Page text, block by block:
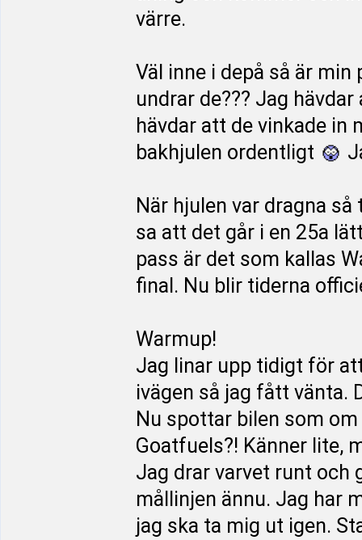
värre.
Väl inne i depå så är
undrar de??? Jag
hävdar att de vinkade in
bakhjulen ordentligt
När hjulen var dragna
sa att det går i en 25a
pass är det som kallas
final. Nu blir tiderna
Warmup!
Jag linar upp tidigt för
ivägen så jag fått vänta.
Nu spottar bilen som
Goatfuels?! Känner lite,
Jag drar varvet runt och
mållinjen ännu. Jag har
jag ska ta mig ut igen.